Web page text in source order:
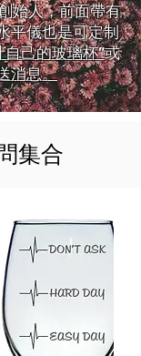
始人，前面帶有
平儀也是可定制
自己的玻璃杯”或
消息。
集合